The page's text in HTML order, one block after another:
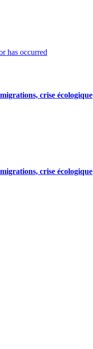
has occurred
crise écologique
crise écologique